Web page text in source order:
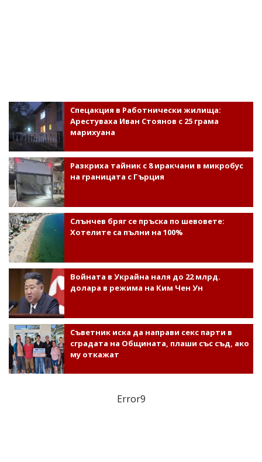
Спецакция в Работнически жилища:
Арестуваха Иван Стоянов с 25 грама
марихуана
Разкриха тайник с 8 иракчани в микробус
на границата с Гърция
Слънчев бряг се пръска по шевовете:
Хотелите са пълни на 100%
Войната в Украйна наля до 22 млрд.
долара в режима на Ким Чен Ун
Съветник иска да направи секс парти в
сградата на Общината, плаши със съд, ако
му откажат
Error9